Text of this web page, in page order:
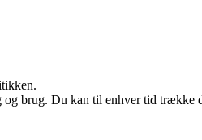
brug. Du kan til enhver tid